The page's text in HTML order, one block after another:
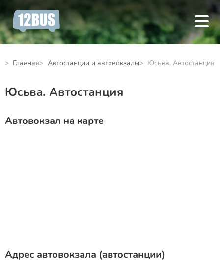
Главная Автостанции и автовокзалы Юсьва. Автостанция
Юсьва. Автостанция
Автовокзал на карте
Адрес автовокзала (автостанции)